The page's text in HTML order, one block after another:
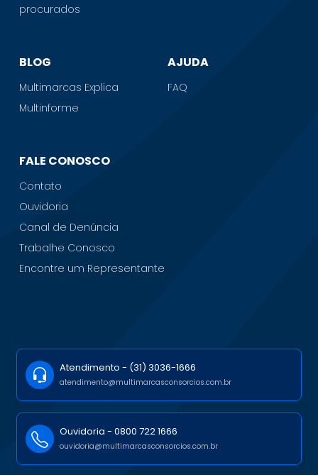
procurados
BLOG
Multimarcas Explica
Multinforme
AJUDA
FAQ
FALE CONOSCO
Contato
Ouvidoria
Canal de Denúncia
Trabalhe Conosco
Encontre um Representante
Atendimento - (31) 3036-1666
atendimento@multimarcasconsorcios.com.br
Ouvidoria - 0800 722 1666
ouvidoria@multimarcasconsorcios.com.br